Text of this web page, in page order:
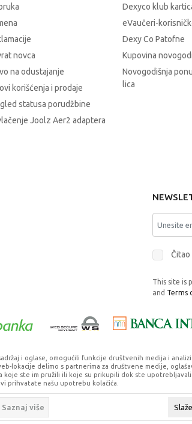
novca
na odustajanje
korišćenja i prodaje
statusa porudžbine
Joolz Aer2 adaptera
Dexyco klub
eVaučeri-
Dexy Co Patofne
Kupovina
Novogodišnja
lica
Čitao
This site is
and Terms
možemo garantovati da su svi podaci i fotografije,
deo naše ponude, ali ne podrazumeva da su
, IzradaNB SOFT
i oglase, omogućili funkcije društvenih medija i
lokacije delimo s partnerima za društvene medije,
koje ste im pružili ili koje su prikupili dok ste
prihvatate našu upotrebu kolačića.
Saznaj više